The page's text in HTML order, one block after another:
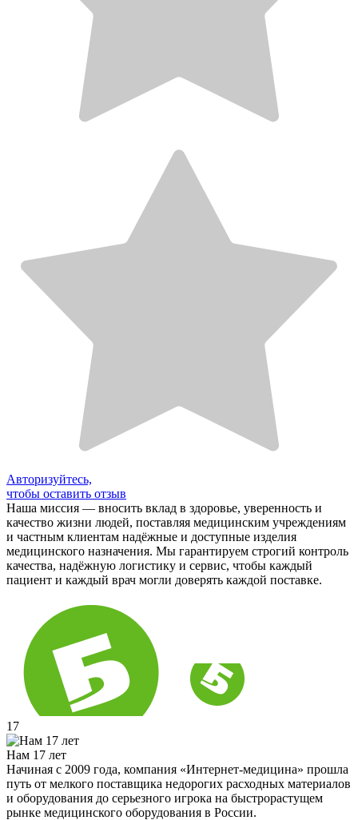
Авторизуйтесь,
чтобы оставить отзыв
Наша миссия — вносить вклад в здоровье, уверенность и
качество жизни людей, поставляя медицинским учреждениям
и частным клиентам надёжные и доступные изделия
медицинского назначения. Мы гарантируем строгий контроль
качества, надёжную логистику и сервис, чтобы каждый
пациент и каждый врач могли доверять каждой поставке.
17
Нам 17 лет
Начиная с 2009 года, компания «Интернет-медицина» прошла
путь от мелкого поставщика недорогих расходных материалов
и оборудования до серьезного игрока на быстрорастущем
рынке медицинского оборудования в России.